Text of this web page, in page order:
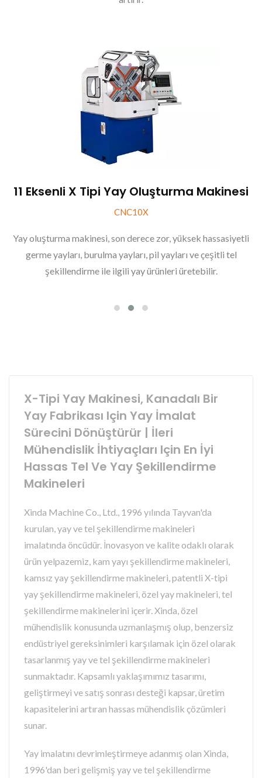
11 Eksenli X Tipi Yay Oluşturma Makinesi
CNC10X
Yay oluşturma makinesi, son derece zor, yüksek hassasiyetli
germe yayları, burulma yayları, pil yayları ve çeşitli tel
şekillendirme ile ilgili yay ürünleri üretebilir.
X-Tipi Yay Makinesi, Kanadalı Bir
Yay Fabrikası Için Yay İmalat
Sürecini Dönüştürür | İleri
Mühendislik İhtiyaçları Için En İyi
Hassas Tel Ve Yay Şekillendirme
Makineleri
Xinda Machine Co., Ltd., 1996 yılında Tayvan'da
kurulan, yay ve tel şekillendirme makineleri
imalatında öncüdür. İnovasyon ve kalite odaklı olarak
ürün yelpazemiz, kam yayı şekillendirme makineleri,
kamsız yay şekillendirme makineleri, patentli X-tipi
yay şekillendirme makineleri, özel yay makineleri, tel
şekillendirme makinelerini içerir. Xinda, özel
mühendislik konusunda uzmanlaşmış olup, benzersiz
endüstriyel gereksinimleri karşılamak için özel olarak
tasarlanmış yay ve tel şekillendirme makineleri
sunmaktadır. Kapsamlı yaklaşımımız tasarımı,
geliştirmeyi ve satış sonrası desteği kapsar, üretim
kapasitelerini artıran hassas mühendislik çözümleri
sunar.
Yay imalatını devrimleştirmeye adanmış olan Xinda,
1996'dan beri gelişmiş yay ve tel şekillendirme